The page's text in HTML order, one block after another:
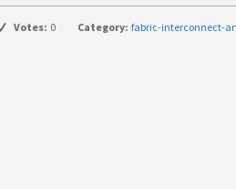
Votes: 0 Category: fabric-interconnect-